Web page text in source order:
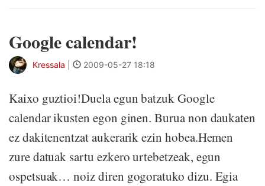
Google calendar!
Kressala 2009-05-27 18:18
Kaixo guztioi!Duela egun batzuk Google
calendar ikusten egon ginen. Burua non daukaten
ez dakitenentzat aukerarik ezin hobea.Hemen
zure datuak sartu ezkero urtebetzeak, egun
ospetsuak… noiz diren gogoratuko dizu. Egia